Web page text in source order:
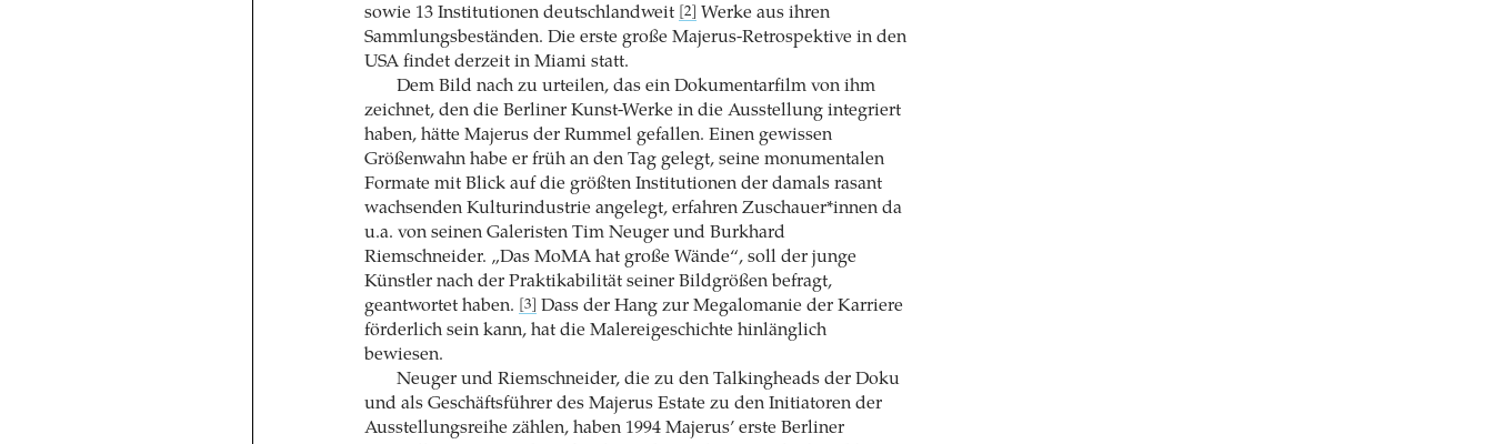
sowie 13 Institutionen deutschlandweit
[2]
Werke aus ihren
Sammlungsbeständen. Die erste große Majerus-Retrospektive in den
USA findet derzeit in Miami statt.
Dem Bild nach zu urteilen, das ein Dokumentarfilm von ihm
zeichnet, den die Berliner Kunst-Werke in die Ausstellung integriert
haben, hätte Majerus der Rummel gefallen. Einen gewissen
Größenwahn habe er früh an den Tag gelegt, seine monumentalen
Formate mit Blick auf die größten Institutionen der damals rasant
wachsenden Kulturindustrie angelegt, erfahren Zuschauer*innen da
u.a. von seinen Galeristen Tim Neuger und Burkhard
Riemschneider. „Das MoMA hat große Wände“, soll der junge
Künstler nach der Praktikabilität seiner Bildgrößen befragt,
geantwortet haben.
[3]
Dass der Hang zur Megalomanie der Karriere
förderlich sein kann, hat die Malereigeschichte hinlänglich
bewiesen.
Neuger und Riemschneider, die zu den Talkingheads der Doku
und als Geschäftsführer des Majerus Estate zu den Initiatoren der
Ausstellungsreihe zählen, haben 1994 Majerus’ erste Berliner